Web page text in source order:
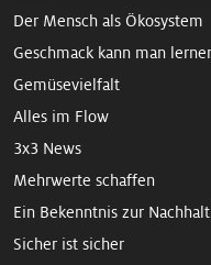
Der Mensch als Ökosystem
Geschmack kann man
Gemüsevielfalt
Alles im Flow
3x3 News
Mehrwerte schaffen
Ein Bekennt­nis zur
Sicher ist sicher